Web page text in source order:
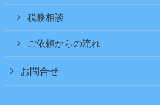
税務相談
ご依頼からの流れ
お問合せ